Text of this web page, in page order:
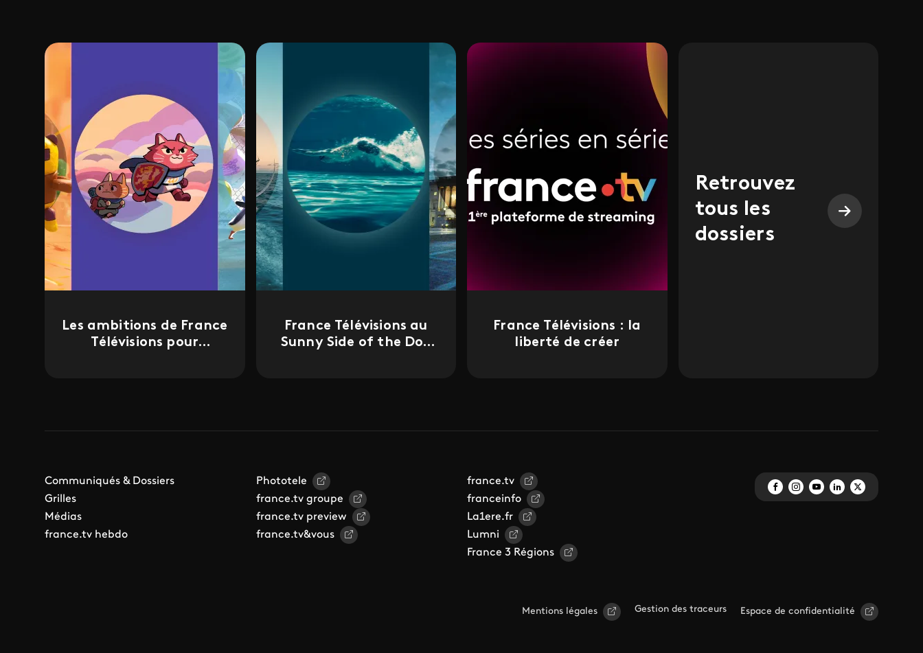
Les ambitions de France
Télévisions pour
France Télévisions au
Sunny Side of the Doc
France Télévisions : la
liberté de créer
Retrouvez
tous les
dossiers
Communiqués & Dossiers
Grilles
Médias
france.tv hebdo
Phototele
france.tv groupe
france.tv preview
france.tv&vous
france.tv
franceinfo
La1ere.fr
Lumni
France 3 Régions
Mentions légales Gestion des traceurs Espace de confidentialité